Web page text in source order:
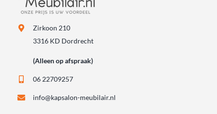
Zirkoon 210
3316 KD Dordrecht
(Alleen op afspraak)
06 22709257
info@kapsalon-meubilair.nl